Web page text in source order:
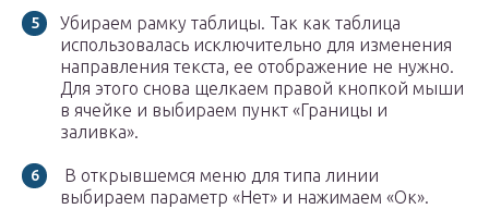
Убираем рамку таблицы. Так как таблица
использовалась исключительно для изменения
направления текста, ее отображение не нужно.
Для этого снова щелкаем правой кнопкой мыши
в ячейке и выбираем пункт «Границы и
заливка».
В открывшемся меню для типа линии
выбираем параметр «Нет» и нажимаем «Ок».